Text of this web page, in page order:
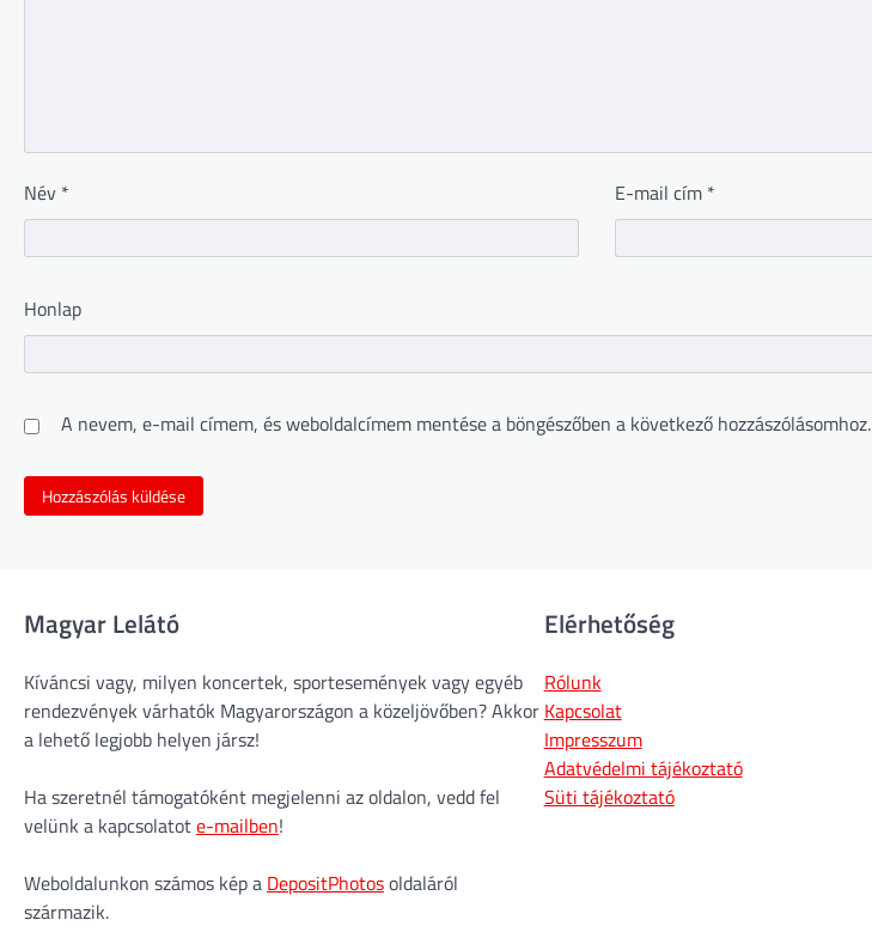
Név * E-mail cím *
Honlap
A nevem, e-mail címem, és weboldalcímem mentése a böngészőben a következő hozzászólásomhoz.
Magyar Lelátó
Kíváncsi vagy, milyen koncertek, sportesemények vagy egyéb
rendezvények várhatók Magyarországon a közeljövőben? Akkor
a lehető legjobb helyen jársz!
Ha szeretnél támogatóként megjelenni az oldalon, vedd fel
velünk a kapcsolatote-mailben!
Weboldalunkon számos kép a DepositPhotosoldaláról
származik.
Elérhetőség
Rólunk
Kapcsolat
Impresszum
Adatvédelmi tájékoztató
Süti tájékoztató